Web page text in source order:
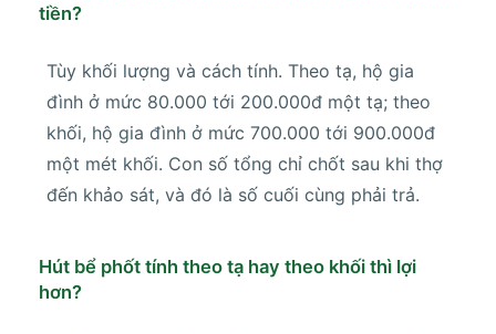
tiền?
Tùy khối lượng và cách tính. Theo tạ, hộ gia
đình ở mức 80.000 tới 200.000đ một tạ; theo
khối, hộ gia đình ở mức 700.000 tới 900.000đ
một mét khối. Con số tổng chỉ chốt sau khi thợ
đến khảo sát, và đó là số cuối cùng phải trả.
Hút bể phốt tính theo tạ hay theo khối thì lợi
hơn?